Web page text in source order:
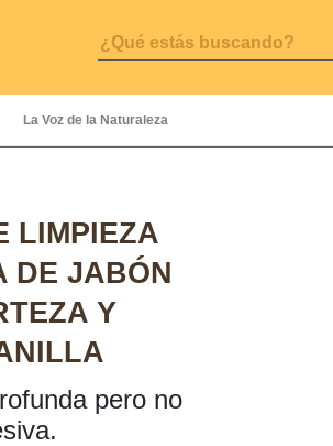
La Voz de la Naturaleza
LIMPIEZA
DE JABÓN
Y
pero no